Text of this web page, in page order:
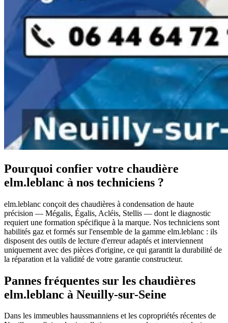
Pourquoi confier votre chaudière
elm.leblanc à nos techniciens ?
elm.leblanc conçoit des chaudières à condensation de haute
précision — Mégalis, Égalis, Acléis, Stellis — dont le diagnostic
requiert une formation spécifique à la marque. Nos techniciens sont
habilités gaz et formés sur l'ensemble de la gamme elm.leblanc : ils
disposent des outils de lecture d'erreur adaptés et interviennent
uniquement avec des pièces d'origine, ce qui garantit la durabilité de
la réparation et la validité de votre garantie constructeur.
Pannes fréquentes sur les chaudières
elm.leblanc à Neuilly-sur-Seine
Dans les immeubles haussmanniens et les copropriétés récentes de